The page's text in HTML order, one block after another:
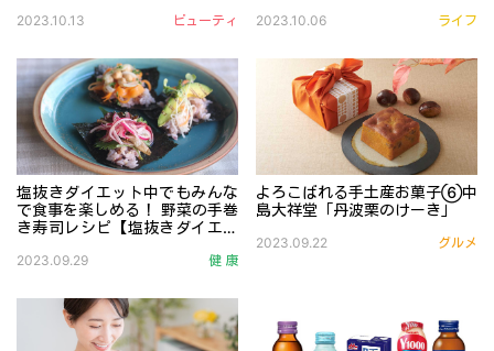
筋トレをしている方やダイエットをしている方などから注
2023.10.13 ビューティ 配信映画マニアのライター
2023.10.06 ライフ
塩抜きダイエット中でもみんな
で食事を楽しめる！ 野菜の手巻
き寿司レシピ【塩抜きダイエッ
塩抜き中はにぎやかに食卓を囲むパーティーメニューは難
2023.09.29 健 康
よろこばれる手土産お菓子⑥中
島大祥堂「丹波栗のけーき」
「贈り物を通して四季をお
2023.09.22 グルメ